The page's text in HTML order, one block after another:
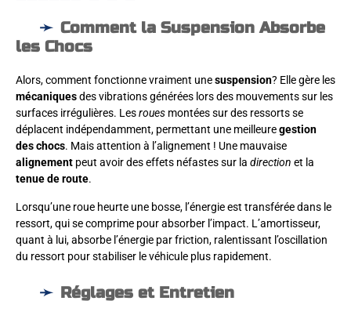
Comment la Suspension Absorbe
les Chocs
Alors, comment fonctionne vraiment unesuspension? Elle gère les
mécaniquesdes vibrations générées lors des mouvements sur les
surfaces irrégulières. Lesroues montées sur des ressorts se
déplacent indépendamment, permettant une meilleuregestion
des chocs. Mais attention à l’alignement ! Une mauvaise
alignement peut avoir des effets néfastes sur la direction et la
tenue de route.
Lorsqu’une roue heurte une bosse, l’énergie est transférée dans le
ressort, qui se comprime pour absorber l’impact. L’amortisseur,
quant à lui, absorbe l’énergie par friction, ralentissant l’oscillation
du ressort pour stabiliser le véhicule plus rapidement.
Réglages et Entretien